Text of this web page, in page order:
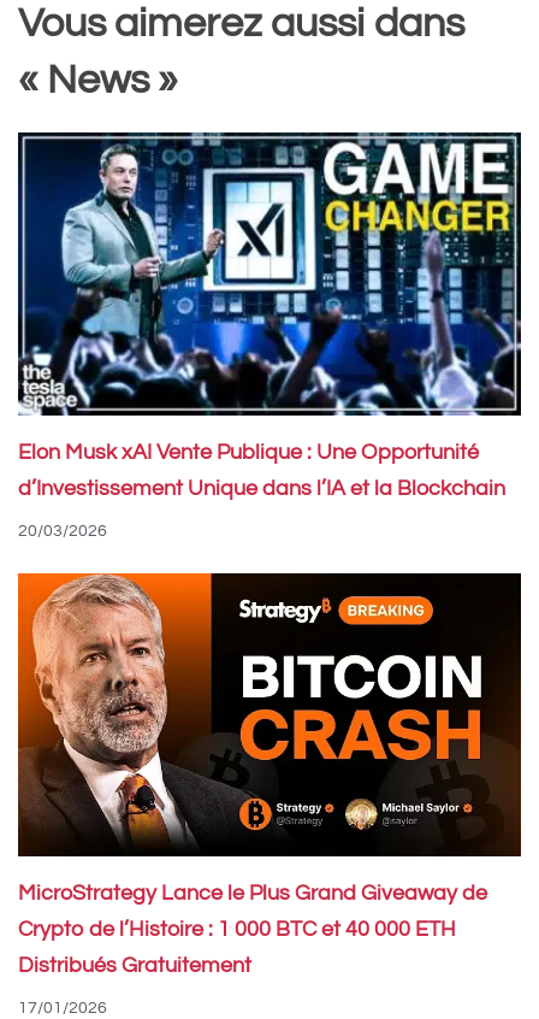
Vous aimerez aussi dans
« News »
Elon Musk xAI Vente Publique : Une Opportunité
d’Investissement Unique dans l’IA et la Blockchain
20/03/2026
MicroStrategy Lance le Plus Grand Giveaway de
Crypto de l’Histoire : 1 000 BTC et 40 000 ETH
Distribués Gratuitement
17/01/2026